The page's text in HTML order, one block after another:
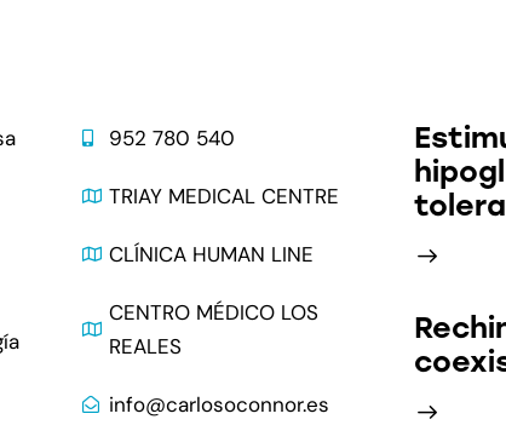
952 780 540
TRIAY MEDICAL CENTRE
CLÍNICA HUMAN LINE
CENTRO MÉDICO LOS
REALES
info@carlosoconnor.es